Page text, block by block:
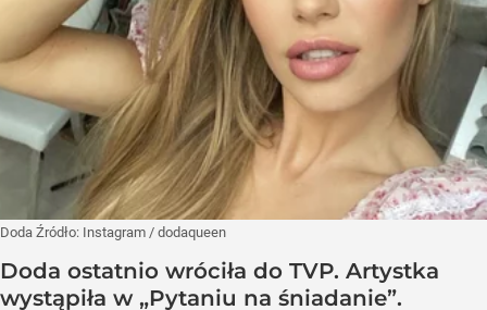
Doda Źródło: Instagram / dodaqueen
Doda ostatnio wróciła do TVP. Artystka
wystąpiła w „Pytaniu na śniadanie”.